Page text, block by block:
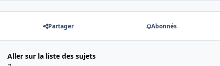
Partager Abonnés
Aller sur la liste des sujets